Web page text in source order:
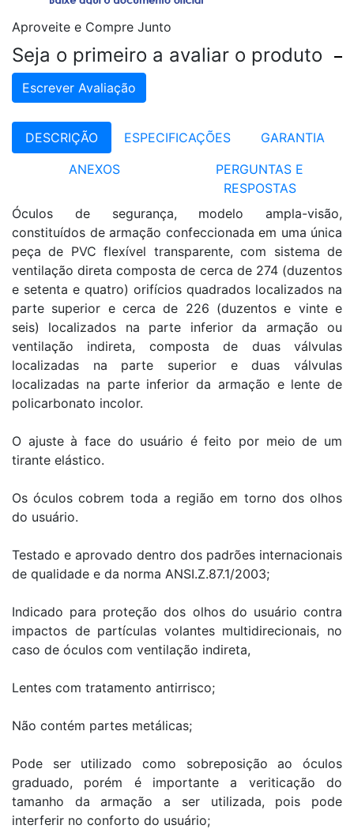
Aproveite e Compre Junto
Seja o primeiro a avaliar o produto
Escrever Avaliação
DESCRIÇÃO ESPECIFICAÇÕES
GARANTIA
ANEXOS
PERGUNTAS E
RESPOSTAS
Óculos de segurança, modelo ampla-visão,
constituídos de armação confeccionada em uma única
peça de PVC flexível transparente, com sistema de
ventilação direta composta de cerca de 274 (duzentos
e setenta e quatro) orifícios quadrados localizados na
parte superior e cerca de 226 (duzentos e vinte e
seis) localizados na parte inferior da armação ou
ventilação indireta, composta de duas válvulas
localizadas na parte superior e duas válvulas
localizadas na parte inferior da armação e lente de
policarbonato incolor.
O ajuste à face do usuário é feito por meio de um
tirante elástico.
Os óculos cobrem toda a região em torno dos olhos
do usuário.
Testado e aprovado dentro dos padrões internacionais
de qualidade e da norma ANSI.Z.87.1/2003;
Indicado para proteção dos olhos do usuário contra
impactos de partículas volantes multidirecionais, no
caso de óculos com ventilação indireta,
Lentes com tratamento antirrisco;
Não contém partes metálicas;
Pode ser utilizado como sobreposição ao óculos
graduado, porém é importante a veriticação do
tamanho da armação a ser utilizada, pois pode
interferir no conforto do usuário;